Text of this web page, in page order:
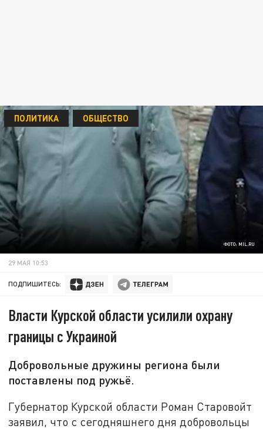
ФОТО: MIL.RU
ПОЛИТИКА ОБЩЕСТВО
29 МАЯ 10:53
ПОДПИШИТЕСЬ:
Власти Курской области усилили охрану
границы с Украиной
Добровольные дружины региона были
поставлены под ружьё.
Губернатор Курской области Роман Старовойт
заявил, что с сегодняшнего дня добровольцы